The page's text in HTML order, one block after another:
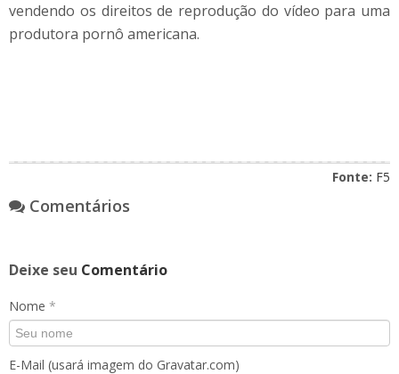
vendendo os direitos de reprodução do vídeo para uma
produtora pornô americana.
Fonte: F5
Comentários
Deixe seu Comentário
Nome *
E-Mail (usará imagem do Gravatar.com)